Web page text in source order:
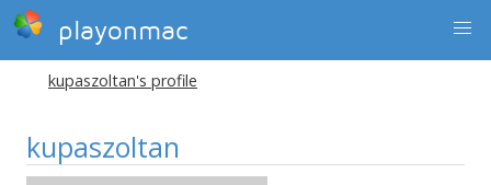
playonmac
kupaszoltan's profile
kupaszoltan